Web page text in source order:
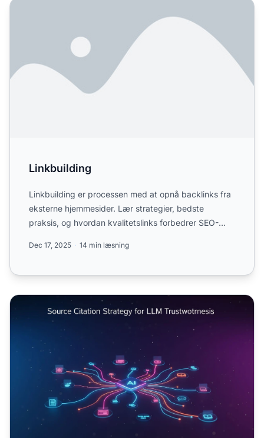
Linkbuilding
Linkbuilding
Linkbuilding er processen med at opnå backlinks fra
eksterne hjemmesider. Lær strategier, bedste
praksis, og hvordan kvalitetslinks forbedrer SEO-
Dec 17, 2025 14 min læsning
Strategi for Kildehenvisning: Gør Dit Indhold LLM-